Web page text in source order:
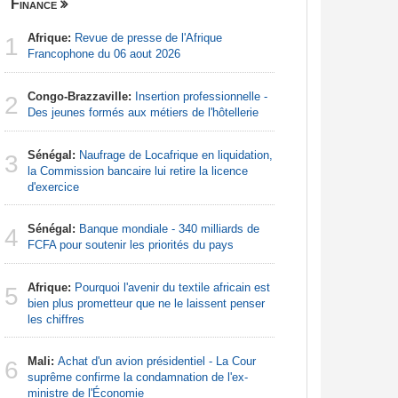
Finance
1 Afrique: Revue de presse de l'Afrique
Francophone du 06 aout 2026
2 Congo-Brazzaville: Insertion professionnelle -
Des jeunes formés aux métiers de l'hôtellerie
3 Sénégal: Naufrage de Locafrique en liquidation,
la Commission bancaire lui retire la licence
d'exercice
4 Sénégal: Banque mondiale - 340 milliards de
FCFA pour soutenir les priorités du pays
5 Afrique: Pourquoi l'avenir du textile africain est
bien plus prometteur que ne le laissent penser
les chiffres
6 Mali: Achat d'un avion présidentiel - La Cour
suprême confirme la condamnation de l'ex-
ministre de l'Économie